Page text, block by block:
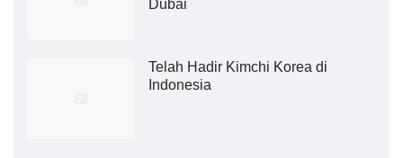
Dubai
Telah Hadir Kimchi Korea di
Indonesia